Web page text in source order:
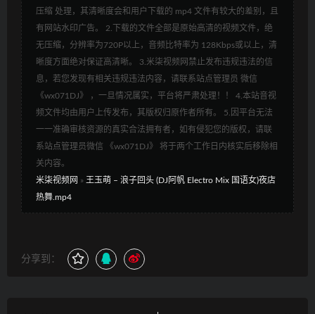
压缩 处理，其清晰度会和用户下载的 mp4 文件有较大的差别，且
有网站水印广告。 2.下载的文件全部是原始高清的视频文件，绝
无压缩，分辨率为720P以上，音频比特率为 128Kbps或以上，清
晰度方面绝对保证高清晰。 3.米柒视频网禁止发布违规违法的信
息，若您发现有相关违规违法内容，请联系站点管理员 微信
《wx071DJ》 ，一旦情况属实，平台将严肃处理！！ 4.本站音视
频文件均由用户上传发布，其版权归原作者所有。 5.因平台无法
一一准确审核资源的真实合法拥有者，如有侵犯您的版权，请联
系站点管理员微信 《wx071DJ》 将于两个工作日内核实后移除相
关内容。
米柒视频网 » 王玉萌 – 浪子回头 (DJ阿帆 Electro Mix 国语女)夜店
热舞.mp4
分享到：